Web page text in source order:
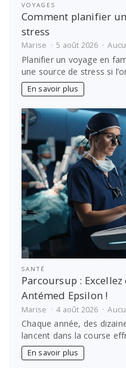
VOYAGES
Comment planifier
stress
Marise 5 août 2026
Planifier un voyage en
une source de stress si
En savoir plus
SANTÉ
Parcoursup :
Antémed Epsilon !
Marise 4 août 2026
Chaque année, des
lancent dans la course
En savoir plus